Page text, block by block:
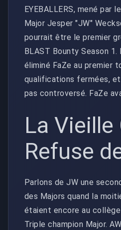
EYEBALLERS, mené par
Major Jesper "JW"
pourrait être le premier
BLAST Bounty Season 1.
éliminé FaZe au premier
qualifications fermées,
pas controversé. FaZe
La Vieille
Refuse
Parlons de JW une
des Majors quand la
étaient encore au
Triple champion Major.